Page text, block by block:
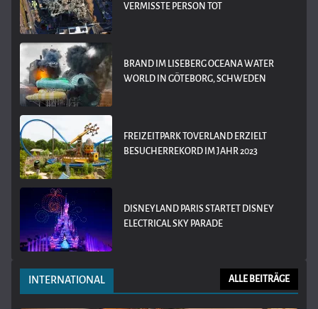
VERMISSTE PERSON TOT
BRAND IM LISEBERG OCEANA WATER
WORLD IN GÖTEBORG, SCHWEDEN
FREIZEITPARK TOVERLAND ERZIELT
BESUCHERREKORD IM JAHR 2023
DISNEYLAND PARIS STARTET DISNEY
ELECTRICAL SKY PARADE
INTERNATIONAL ALLE BEITRÄGE